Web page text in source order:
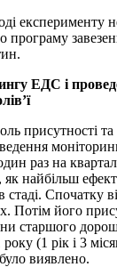
експерименту
ЕДС і
присутності та
раз на
як найбільш
Спочатку
Потім його
старшого
(1 рік і 3
виявлено.